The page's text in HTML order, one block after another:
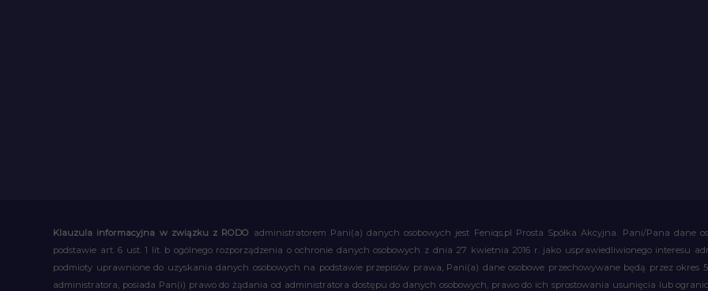
Klauzula informacyjna w związku z RODO administratorem Pani(a) danych osobowych jest Feniqs.pl Prosta Spółka Akcyjna. Pani/Pana
podstawie art. 6 ust. 1 lit. b ogólnego rozporządzenia o ochronie danych osobowych z dnia 27 kwietnia 2016 r. jako usprawiedliwionego interesu
podmioty uprawnione do uzyskania danych osobowych na podstawie przepisów prawa, Pani(a) dane osobowe przechowywane będą przez
administratora, posiada Pan(i) prawo do żądania od administratora dostępu do danych osobowych, prawo do ich sprostowania usunięcia lub